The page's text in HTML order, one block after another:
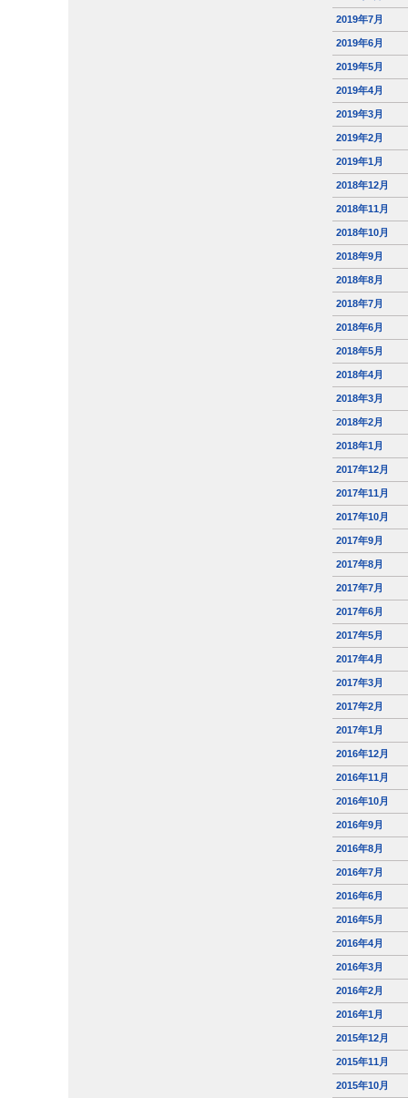
2019年7月
2019年6月
2019年5月
2019年4月
2019年3月
2019年2月
2019年1月
2018年12月
2018年11月
2018年10月
2018年9月
2018年8月
2018年7月
2018年6月
2018年5月
2018年4月
2018年3月
2018年2月
2018年1月
2017年12月
2017年11月
2017年10月
2017年9月
2017年8月
2017年7月
2017年6月
2017年5月
2017年4月
2017年3月
2017年2月
2017年1月
2016年12月
2016年11月
2016年10月
2016年9月
2016年8月
2016年7月
2016年6月
2016年5月
2016年4月
2016年3月
2016年2月
2016年1月
2015年12月
2015年11月
2015年10月